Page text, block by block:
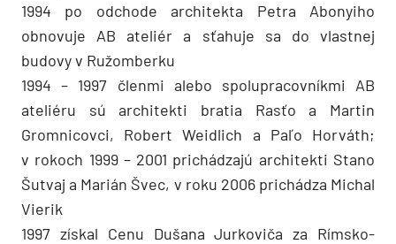
1994 po odchode architekta Petra Abonyiho
obnovuje AB ateliér a sťahuje sa do vlastnej
budovy v Ružomberku
1994 – 1997 členmi alebo spolupracovníkmi AB
ateliéru sú architekti bratia Rasťo a Martin
Gromnicovci, Robert Weidlich a Paľo Horváth;
v rokoch 1999 – 2001 prichádzajú architekti Stano
Šutvaj a Marián Švec, v roku 2006 prichádza Michal
Vierik
1997 získal Cenu Dušana Jurkoviča za Rímsko-